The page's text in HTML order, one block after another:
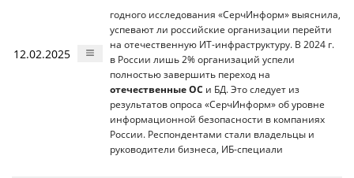
12.02.2025
годного исследования «СерчИнформ» выяснила,
успевают ли российские организации перейти
на отечественную ИТ-инфраструктуру. В 2024 г.
в России лишь 2% организаций успели
полностью завершить переход на
отечественные ОС и БД. Это следует из
результатов опроса «СерчИнформ» об уровне
информационной безопасности в компаниях
России. Респондентами стали владельцы и
руководители бизнеса, ИБ-специали